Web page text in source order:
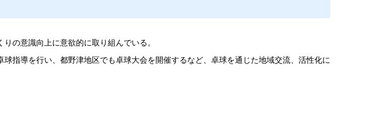
の意識向上に意欲的に取り組んでいる。
指導を行い、都野津地区でも卓球大会を開催するなど、卓球を通じた地域交流、活性化に